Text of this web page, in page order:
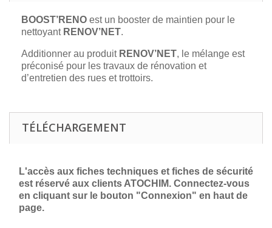
BOOST’RENO est un booster de maintien pour le
nettoyant RENOV’NET.
Additionner au produit RENOV’NET, le mélange est
préconisé pour les travaux de rénovation et
d’entretien des rues et trottoirs.
TÉLÉCHARGEMENT
L'accès aux fiches techniques et fiches de sécurité
est réservé aux clients ATOCHIM. Connectez-vous
en cliquant sur le bouton "Connexion" en haut de
page.